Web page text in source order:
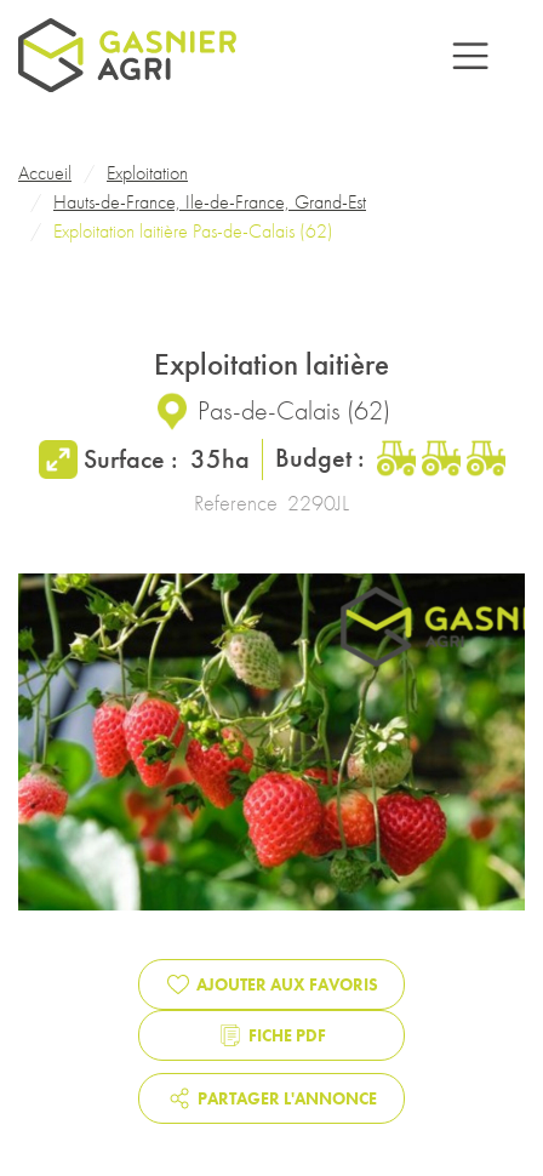
Aller au contenu principal
Fil d'Ariane
Accueil
Exploitation
Hauts-de-France, Ile-de-France, Grand-Est
Exploitation laitière Pas-de-Calais (62)
Exploitation laitière
Pas-de-Calais (62)
Surface : 35ha Budget :
Reference 2290JL
AJOUTER AUX FAVORIS
FICHE PDF
PARTAGER L'ANNONCE